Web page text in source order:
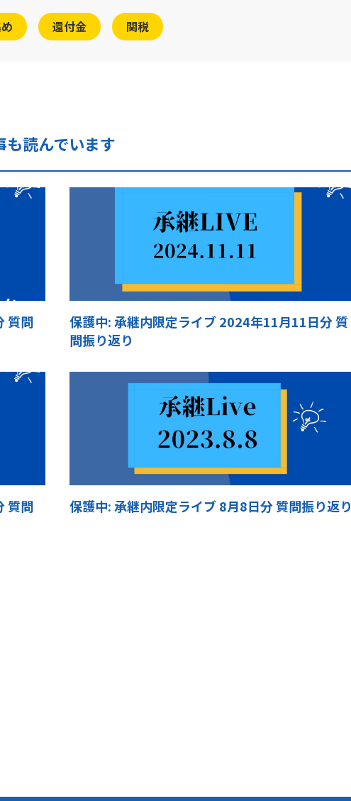
還付金 関税
も読んでいます
質問
保護中: 承継内限定ライブ 2024年11月11日分 質
問振り返り
質問
保護中: 承継内限定ライブ 8月8日分 質問振り返り